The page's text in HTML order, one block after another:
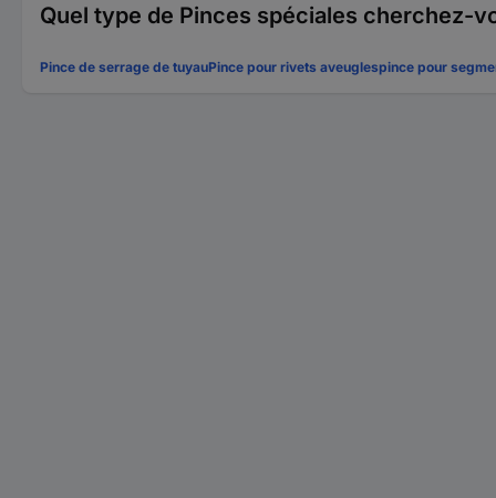
Quel type de Pinces spéciales cherchez-
Pince de serrage de tuyauPince pour rivets aveuglespince pour